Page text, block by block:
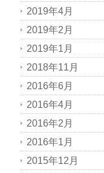
2019年4月
2019年2月
2019年1月
2018年11月
2016年6月
2016年4月
2016年2月
2016年1月
2015年12月